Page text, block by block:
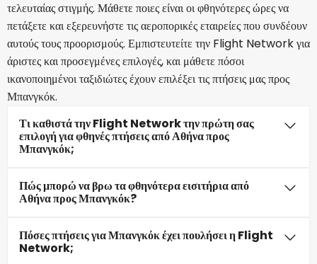
τελευταίας στιγμής. Μάθετε ποιες είναι οι φθηνότερες ώρες να
πετάξετε και εξερευνήστε τις αεροπορικές εταιρείες που συνδέουν
αυτούς τους προορισμούς. Εμπιστευτείτε την Flight Network για
άριστες και προσεγμένες επιλογές, και μάθετε πόσοι
ικανοποιημένοι ταξιδιώτες έχουν επιλέξει τις πτήσεις μας προς
Μπανγκόκ.
Τι καθιστά την Flight Network την πρώτη σας
επιλογή για φθηνές πτήσεις από Αθήνα προς
Μπανγκόκ;
Πώς μπορώ να βρω τα φθηνότερα εισιτήρια από
Αθήνα προς Μπανγκόκ?
Πόσες πτήσεις για Μπανγκόκ έχει πουλήσει η Flight
Network;